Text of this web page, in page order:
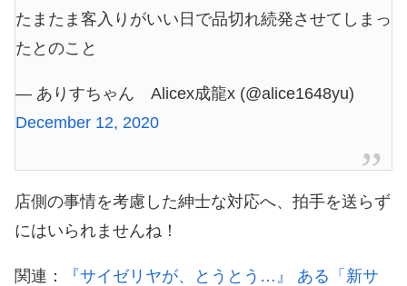
たまたま客入りがいい日で品切れ続発させてしまっ
たとのこと
— ありすちゃん Alicex成龍x (@alice1648yu)
December 12, 2020
店側の事情を考慮した紳士な対応へ、拍手を送らず
にはいられませんね！
関連：
『サイゼリヤが、とうとう…』 ある「新サ